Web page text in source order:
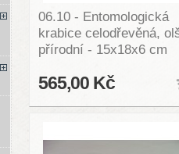
06.10 - Entomologická
krabice celodřevěná,
přírodní - 15x18x6 cm
565,00 Kč